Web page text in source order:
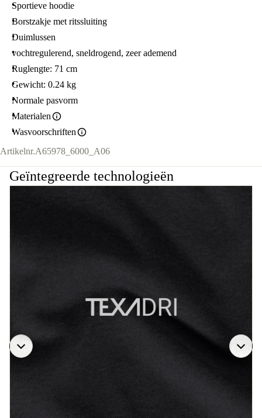
Sportieve hoodie
Borstzakje met ritssluiting
Duimlussen
vochtregulerend, sneldrogend, zeer ademend
Ruglengte: 71 cm
Gewicht: 0.24 kg
Normale pasvorm
Materialen
Wasvoorschriften
Artikelnr.A65978_6000_A06
Geïntegreerde technologieën